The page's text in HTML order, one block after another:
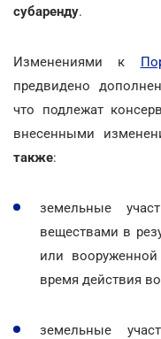
субаренду.
Изменениями к
предвидено
что подлежат
внесенными
также:
земельные
веществами в
или
время действия
земельные